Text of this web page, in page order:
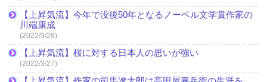
【上昇気流】今年で没後50年となるノーベル文学賞作家の
川端康成
(2022/3/28)
【上昇気流】桜に対する日本人の思いが強い
(2022/3/27)